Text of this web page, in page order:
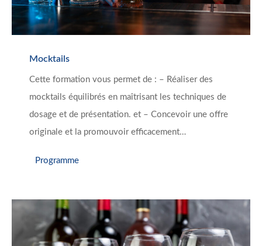
Mocktails
Cette formation vous permet de : – Réaliser des
mocktails équilibrés en maîtrisant les techniques de
dosage et de présentation. et – Concevoir une offre
originale et la promouvoir efficacement…
Programme